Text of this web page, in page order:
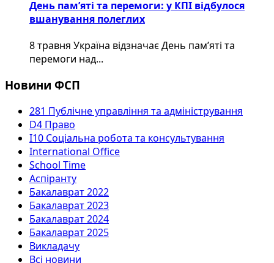
День пам’яті та перемоги: у КПІ відбулося
вшанування полеглих
8 травня Україна відзначає День пам’яті та
перемоги над...
Новини ФСП
281 Публічне управління та адміністрування
D4 Право
I10 Соціальна робота та консультування
International Office
School Time
Аспіранту
Бакалаврат 2022
Бакалаврат 2023
Бакалаврат 2024
Бакалаврат 2025
Викладачу
Всі новини